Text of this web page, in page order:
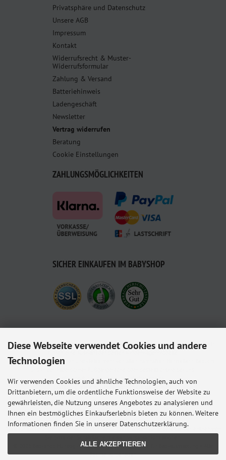
Privatsphäre und Datenschutz
Unsere AGB
Impressum
Kontakt
Widerrufsrecht & Muster-
Widerrufsformular
Zahlung & Versand
Batteriehinweis
Ladengeschäft
Newsletter
Vertrag widerrufen
Beratung
Cookie Einstellungen
ZAHLUNGSMÖGLICHKEITEN
SICHER EINKAUFEN IM BABYSHOP
Babyshop.de - euer Paderborner Babymarkt-Fachgeschäft für Baby und Kleinkind. Wir
Kindersitze, Babybettchen und vieles mehr von allen namhaften Herstellern. Besucht
Wir sind für euch und euren Nachwuchs da.
Lieferung mit ♥ aus Paderborn in die ganze Welt.
Alle Preise inkl. gesetzl. MwSt. zzgl.Versandkosten. Die durchgestrichenen Preise
entsprechen dem bisherigen Preis bei Babyshop Hunstig - Online Familienfachgeschäft
für Babyausstattung.
* Gilt für Lieferungen innerhalb Deutschlands, Lieferzeiten für andere Länder entnehmen
© 2026 Babyshop Hunstig - Online Familienfachgeschäft für Babyausstattung • Alle
Rechte vorbehalten
Diese Webseite verwendet Cookies und andere
Technologien
Wir verwenden Cookies und ähnliche Technologien, auch von
Drittanbietern, um die ordentliche Funktionsweise der Website zu
gewährleisten, die Nutzung unseres Angebotes zu analysieren und
Ihnen ein bestmögliches Einkaufserlebnis bieten zu können. Weitere
Informationen finden Sie in unserer Datenschutzerklärung.
ALLE AKZEPTIEREN